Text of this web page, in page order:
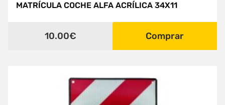
MATRÍCULA COCHE ALFA ACRÍLICA 34X11
10.00€ Comprar